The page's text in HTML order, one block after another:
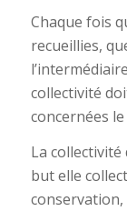
Chaque fois
recueillies,
collectivité
concernées
La
but elle
conservation,